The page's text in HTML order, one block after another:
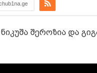
შეროზია და გიგა